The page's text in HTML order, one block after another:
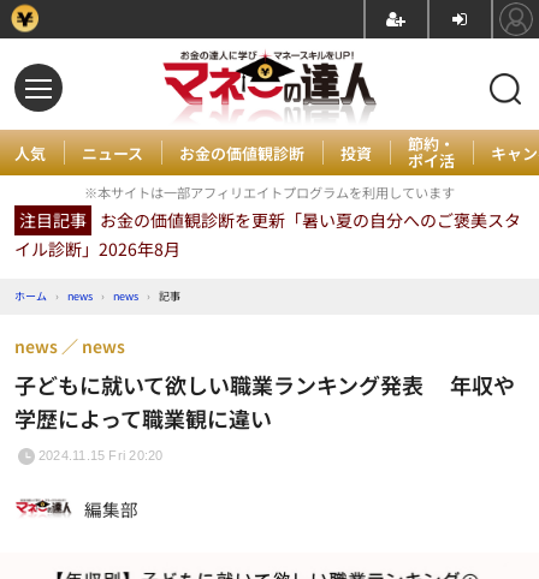
人気 ニュース お金の価値観診断 投資 節約・
ポイ活 キャ
※本サイトは一部アフィリエイトプログラムを利用しています
注目記事 お金の価値観診断を更新「暑い夏の自分へのご褒美スタ
イル診断」2026年8月
ホーム › news › news › 記事
子どもに就いて欲しい職業ランキング発表 年収や
学歴によって職業観に違い
news news
2024.11.15 Fri 20:20
編集部